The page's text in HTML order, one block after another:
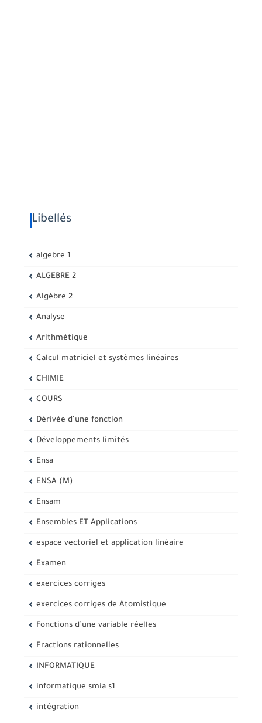
Libellés
algebre 1
ALGEBRE 2
Algèbre 2
Analyse
Arithmétique
Calcul matriciel et systèmes linéaires
CHIMIE
COURS
Dérivée d’une fonction
Développements limités
Ensa
ENSA (M)
Ensam
Ensembles ET Applications
espace vectoriel et application linéaire
Examen
exercices corriges
exercices corriges de Atomistique
Fonctions d’une variable réelles
Fractions rationnelles
INFORMATIQUE
informatique smia s1
intégration